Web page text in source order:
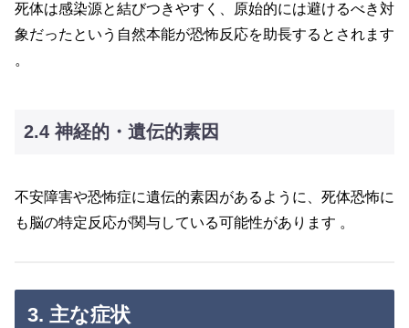
死体は感染源と結びつきやすく、原始的には避けるべき対
象だったという自然本能が恐怖反応を助長するとされます
。
2.4 神経的・遺伝的素因
不安障害や恐怖症に遺伝的素因があるように、死体恐怖に
も脳の特定反応が関与している可能性があります 。
3. 主な症状